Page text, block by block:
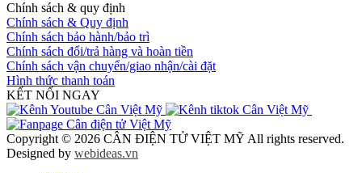
Chính sách & quy định
Chính sách & Quy định
Chính sách bảo hành/bảo trì
Chính sách đổi/trả hàng và hoàn tiền
Chính sách vận chuyển/giao nhận/cài đặt
Hình thức thanh toán
KẾT NỐI NGAY
Copyright © 2026 CÂN ĐIỆN TỬ VIỆT MỸ All rights reserved.
Designed by webideas.vn